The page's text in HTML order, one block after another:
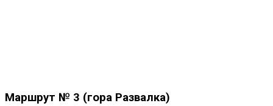
Маршрут № 3 (гора Развалка)